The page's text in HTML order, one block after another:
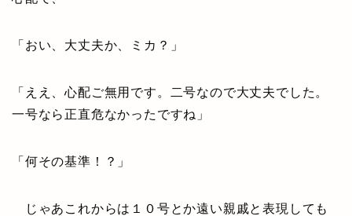
「おい、大丈夫か、ミカ？」
「ええ、心配ご無用です。二号なので大丈夫でした。
一号なら正直危なかったですね」
「何その基準！？」
じゃあこれからは１０号とか遠い親戚と表現しても